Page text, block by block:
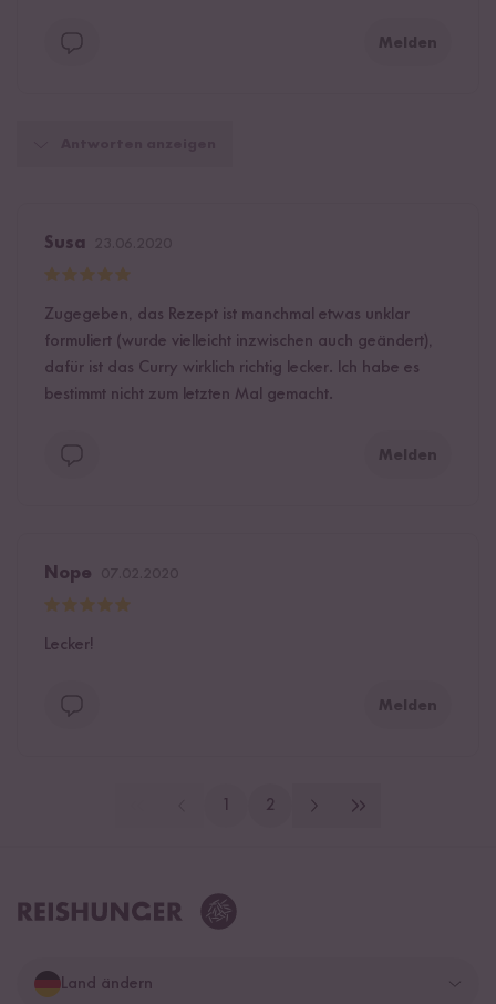
Melden
Susa
Zugegeben, das Rezept ist manchmal etwas unklar
formuliert (wurde vielleicht inzwischen auch geändert),
dafür ist das Curry wirklich richtig lecker. Ich habe es
bestimmt nicht zum letzten Mal gemacht.
Melden
Nope
Lecker!
Melden
2
Land ändern